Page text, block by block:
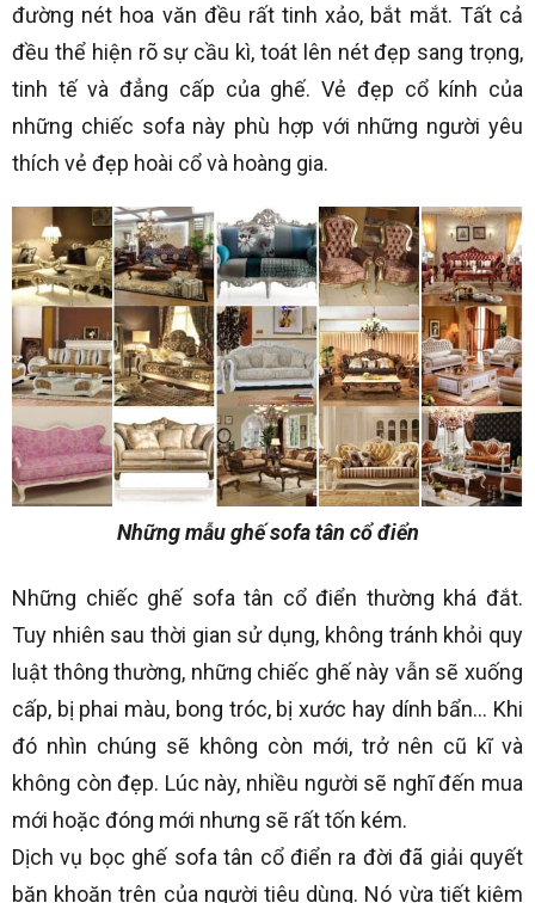
đường nét hoa văn đều rất tinh xảo, bắt mắt. Tất cả
đều thể hiện rõ sự cầu kì, toát lên nét đẹp sang trọng,
tinh tế và đẳng cấp của ghế. Vẻ đẹp cổ kính của
những chiếc sofa này phù hợp với những người yêu
thích vẻ đẹp hoài cổ và hoàng gia.
Những mẫu ghế sofa tân cổ điển
Những chiếc ghế sofa tân cổ điển thường khá đắt.
Tuy nhiên sau thời gian sử dụng, không tránh khỏi quy
luật thông thường, những chiếc ghế này vẫn sẽ xuống
cấp, bị phai màu, bong tróc, bị xước hay dính bẩn… Khi
đó nhìn chúng sẽ không còn mới, trở nên cũ kĩ và
không còn đẹp. Lúc này, nhiều người sẽ nghĩ đến mua
mới hoặc đóng mới nhưng sẽ rất tốn kém.
Dịch vụ bọc ghế sofa tân cổ điển ra đời đã giải quyết
băn khoăn trên của người tiêu dùng. Nó vừa tiết kiệm